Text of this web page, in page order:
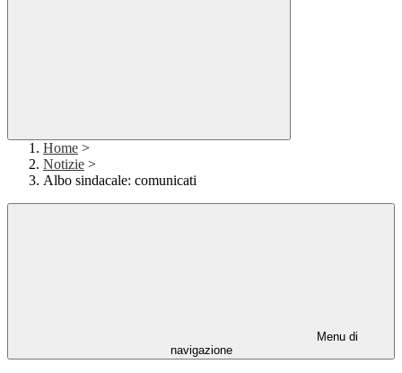
Home >
Notizie >
Albo sindacale: comunicati
Menu di
navigazione